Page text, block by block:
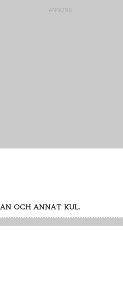
OCH ANNAT KUL.